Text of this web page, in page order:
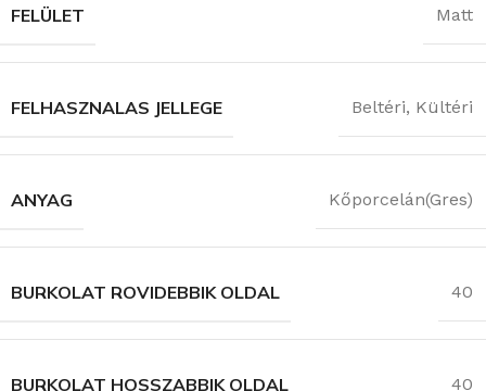
FELÜLET Matt
FELHASZNALAS JELLEGE Beltéri, Kültéri
ANYAG Kőporcelán(Gres)
BURKOLAT ROVIDEBBIK OLDAL 40
BURKOLAT HOSSZABBIK OLDAL 40